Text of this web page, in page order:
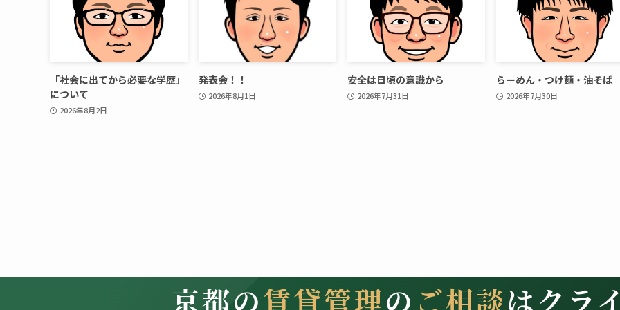
「社会に出てから必要な学歴」
について
2026年8月2日
発表会！！
2026年8月1日
安全は日頃の意識から
2026年7月31日
らーめん・つけ麵・油そば
2026年7月30日
京都の賃貸管理の ご相談はクラ